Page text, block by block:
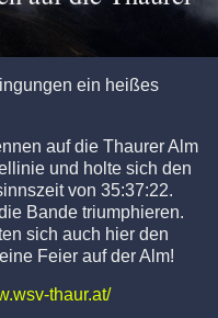
ein heißes
auf die Thaurer Alm
und holte sich den
von 35:37:22.
Bande triumphieren.
sich auch hier den
Feier auf der Alm!
thaur.at/